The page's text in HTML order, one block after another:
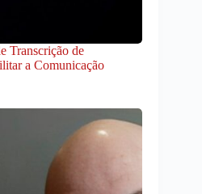
Transcrição de
a Comunicação